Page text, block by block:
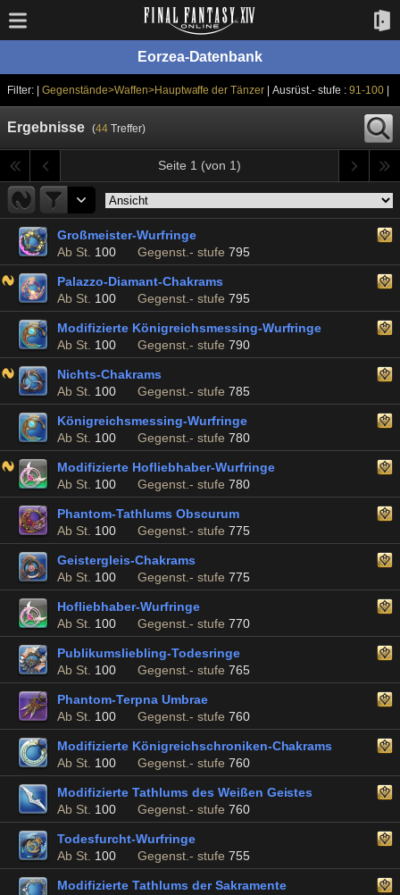
Eorzea-Datenbank
Filter: | Gegenstände>Waffen>Hauptwaffe der Tänzer | Ausrüst.- stufe : 91-100|
Ergebnisse (44Treffer)
Seite 1 (von 1)
Großmeister-Wurfringe
Ab St. 100 Gegenst.- stufe 795
Palazzo-Diamant-Chakrams
Ab St. 100 Gegenst.- stufe 795
Modifizierte Königreichsmessing-Wurfringe
Ab St. 100 Gegenst.- stufe 790
Nichts-Chakrams
Ab St. 100 Gegenst.- stufe 785
Königreichsmessing-Wurfringe
Ab St. 100 Gegenst.- stufe 780
Modifizierte Hofliebhaber-Wurfringe
Ab St. 100 Gegenst.- stufe 780
Phantom-Tathlums Obscurum
Ab St. 100 Gegenst.- stufe 775
Geistergleis-Chakrams
Ab St. 100 Gegenst.- stufe 775
Hofliebhaber-Wurfringe
Ab St. 100 Gegenst.- stufe 770
Publikumsliebling-Todesringe
Ab St. 100 Gegenst.- stufe 765
Phantom-Terpna Umbrae
Ab St. 100 Gegenst.- stufe 760
Modifizierte Königreichschroniken-Chakrams
Ab St. 100 Gegenst.- stufe 760
Modifizierte Tathlums des Weißen Geistes
Ab St. 100 Gegenst.- stufe 760
Todesfurcht-Wurfringe
Ab St. 100 Gegenst.- stufe 755
Modifizierte Tathlums der Sakramente